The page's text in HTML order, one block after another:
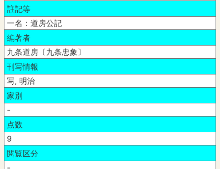
註記等
一名：道房公記
編著者
九条道房〔九条忠象〕
刊写情報
写, 明治
家別
-
点数
9
閲覧区分